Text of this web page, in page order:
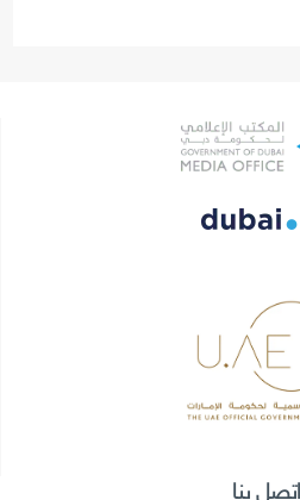
اتصل بنا